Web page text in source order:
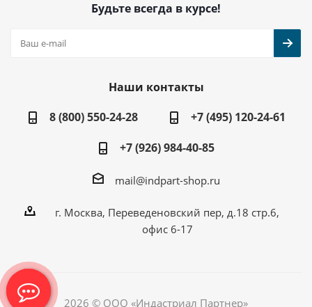
Будьте всегда в курсе!
Наши контакты
8 (800) 550-24-28
+7 (495) 120-24-61
+7 (926) 984-40-85
mail@indpart-shop.ru
г. Москва, Переведеновский пер, д.18 стр.6,
офис 6-17
2026 © ООО «Индастриал Партнер»